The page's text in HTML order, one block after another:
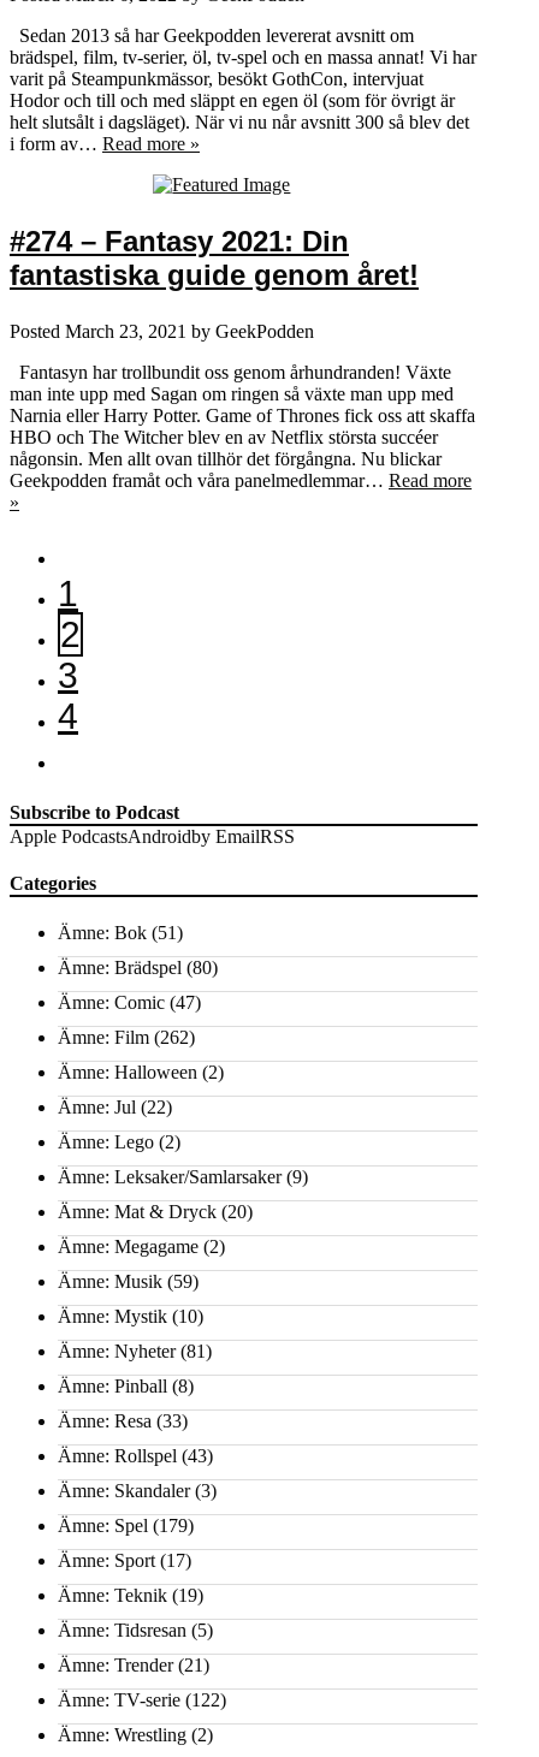
Sedan 2013 så har Geekpodden levererat avsnitt om
brädspel, film, tv-serier, öl, tv-spel och en massa annat! Vi har
varit på Steampunkmässor, besökt GothCon, intervjuat
Hodor och till och med släppt en egen öl (som för övrigt är
helt slutsålt i dagsläget). När vi nu når avsnitt 300 så blev det
i form av… Read more »
#274 – Fantasy 2021: Din
fantastiska guide genom året!
Posted March 23, 2021 by GeekPodden
Fantasyn har trollbundit oss genom århundranden! Växte
man inte upp med Sagan om ringen så växte man upp med
Narnia eller Harry Potter. Game of Thrones fick oss att skaffa
HBO och The Witcher blev en av Netflix största succéer
någonsin. Men allt ovan tillhör det förgångna. Nu blickar
Geekpodden framåt och våra panelmedlemmar… Read more
»
1
2
3
4
Subscribe to Podcast
Apple PodcastsAndroidby EmailRSS
Categories
Ämne: Bok (51)
Ämne: Brädspel (80)
Ämne: Comic (47)
Ämne: Film (262)
Ämne: Halloween (2)
Ämne: Jul (22)
Ämne: Lego (2)
Ämne: Leksaker/Samlarsaker(9)
Ämne: Mat & Dryck (20)
Ämne: Megagame (2)
Ämne: Musik (59)
Ämne: Mystik (10)
Ämne: Nyheter(81)
Ämne: Pinball (8)
Ämne: Resa (33)
Ämne: Rollspel (43)
Ämne: Skandaler(3)
Ämne: Spel (179)
Ämne: Sport (17)
Ämne: Teknik (19)
Ämne: Tidsresan (5)
Ämne: Trender(21)
Ämne: TV-serie (122)
Ämne: Wrestling (2)